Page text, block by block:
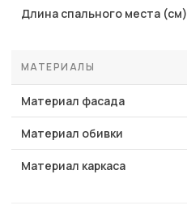
Длина спального места (см)
МАТЕРИАЛЫ
Материал фасада
Материал обивки
Материал каркаса